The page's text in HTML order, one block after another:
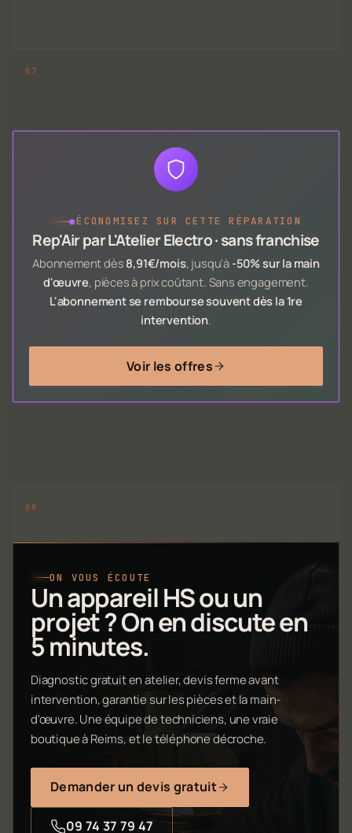
●ÉCONOMISEZ SUR CETTE RÉPARATION
Rep'Air par L'Atelier Electro · sans franchise
Abonnement dès 8,91€/mois, jusqu'à -50% sur la main
d'œuvre, pièces à prix coûtant. Sans engagement.
L'abonnement se rembourse souvent dès la 1re
intervention.
Voir les offres
ON VOUS ÉCOUTE
Un appareil HS ou un
projet ? On en discute en
5 minutes.
Diagnostic gratuit en atelier, devis ferme avant
intervention, garantie sur les pièces et la main-
d'œuvre. Une équipe de techniciens, une vraie
boutique à Reims, et le téléphone décroche.
Demander un devis gratuit
09 74 37 79 47